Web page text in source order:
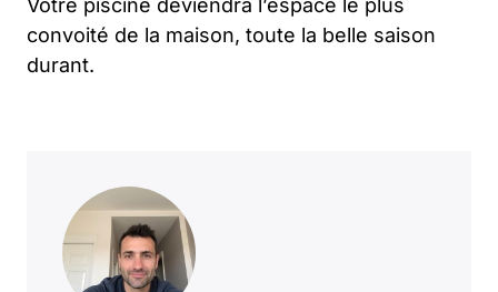
Votre piscine deviendra l’espace le plus
convoité de la maison, toute la belle saison
durant.